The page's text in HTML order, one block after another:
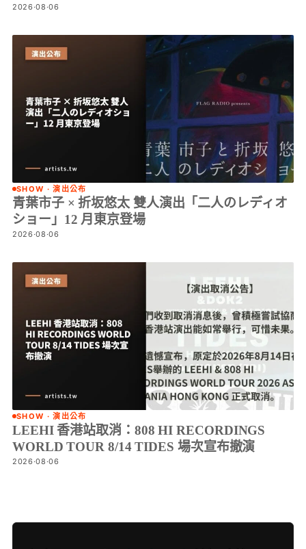
2026·08·06
SHOW · 演出公布
青葉市子 × 折坂悠太 雙人演出「二人のレディオ
ショー」12 月東京登場
2026·08·06
SHOW · 演出公布
LEEHI 香港站取消：808 HI RECORDINGS
WORLD TOUR 8/14 TIDES 場次宣布撤演
2026·08·06